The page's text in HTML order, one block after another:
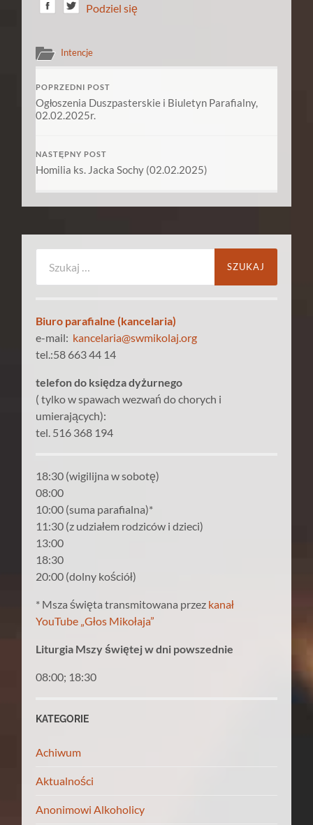
Podziel się
Intencje
POPRZEDNI POST
Ogłoszenia Duszpasterskie i Biuletyn Parafialny,
02.02.2025r.
NASTĘPNY POST
Homilia ks. Jacka Sochy (02.02.2025)
Biuro parafialne (kancelaria)
e-mail: kancelaria@swmikolaj.org
tel.:58 663 44 14
telefon do księdza dyżurnego
( tylko w spawach wezwań do chorych i
umierających):
tel. 516 368 194
18:30 (wigilijna w sobotę)
08:00
10:00 (suma parafialna)*
11:30 (z udziałem rodziców i dzieci)
13:00
18:30
20:00 (dolny kościół)
* Msza święta transmitowana przez kanał
YouTube „Głos Mikołaja”
Liturgia Mszy świętej w dni powszednie
08:00; 18:30
KATEGORIE
Achiwum
Aktualności
Anonimowi Alkoholicy